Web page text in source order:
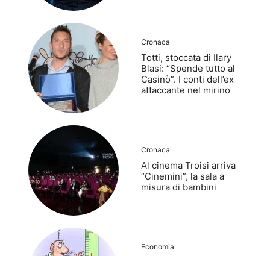
Cronaca
Totti, stoccata di Ilary
Blasi: “Spende tutto al
Casinò”. I conti dell’ex
attaccante nel mirino
Cronaca
Al cinema Troisi arriva
“Cinemini”, la sala a
misura di bambini
Economia